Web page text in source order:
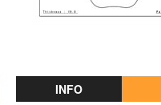
INFO